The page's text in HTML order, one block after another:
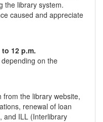
the library system.
caused and appreciate
12 p.m.
on the
from the library website,
renewal of loan
and ILL (Interlibrary